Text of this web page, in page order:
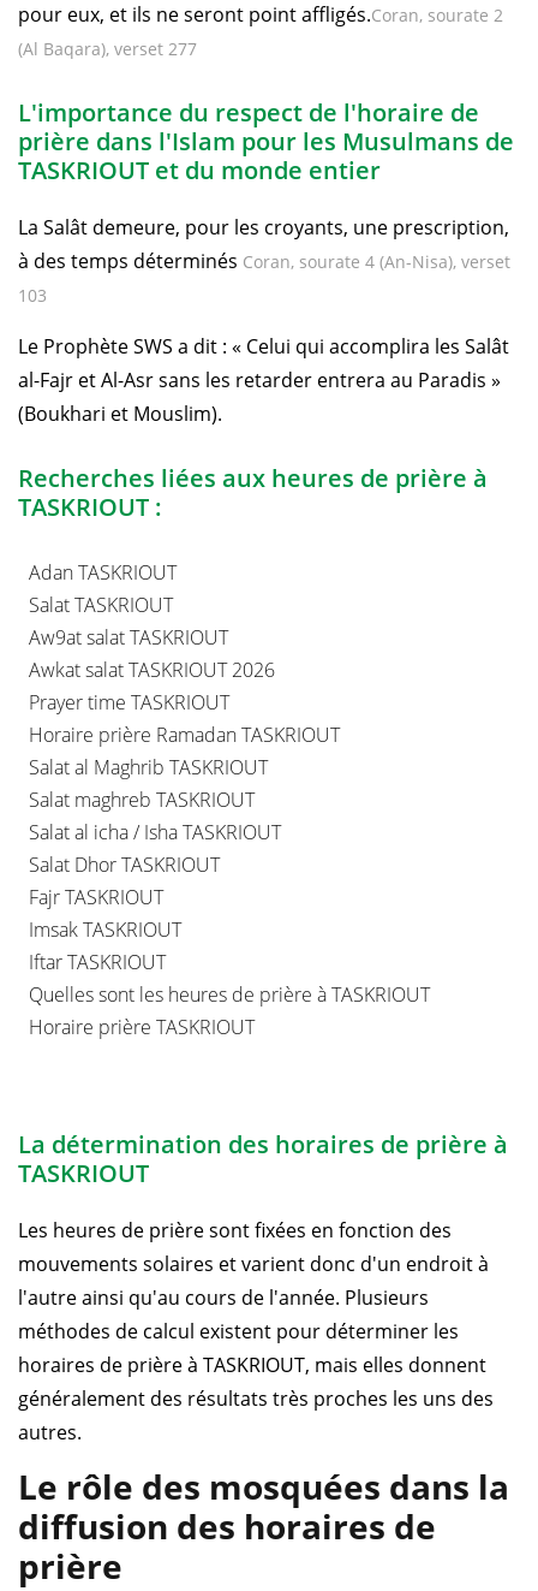
pour eux, et ils ne seront point affligés.Coran, sourate 2
(Al Baqara), verset 277
L'importance du respect de l'horaire de
prière dans l'Islam pour les Musulmans de
TASKRIOUT et du monde entier
La Salât demeure, pour les croyants, une prescription,
à des temps déterminés Coran, sourate 4 (An-Nisa), verset
103
Le Prophète SWS a dit : « Celui qui accomplira les Salât
al-Fajr et Al-Asr sans les retarder entrera au Paradis »
(Boukhari et Mouslim).
Recherches liées aux heures de prière à
TASKRIOUT :
Adan TASKRIOUT
Salat TASKRIOUT
Aw9at salat TASKRIOUT
Awkat salat TASKRIOUT 2026
Prayer time TASKRIOUT
Horaire prière Ramadan TASKRIOUT
Salat al Maghrib TASKRIOUT
Salat maghreb TASKRIOUT
Salat al icha / Isha TASKRIOUT
Salat Dhor TASKRIOUT
Fajr TASKRIOUT
Imsak TASKRIOUT
Iftar TASKRIOUT
Quelles sont les heures de prière à TASKRIOUT
Horaire prière TASKRIOUT
La détermination des horaires de prière à
TASKRIOUT
Les heures de prière sont fixées en fonction des
mouvements solaires et varient donc d'un endroit à
l'autre ainsi qu'au cours de l'année. Plusieurs
méthodes de calcul existent pour déterminer les
horaires de prière à TASKRIOUT, mais elles donnent
généralement des résultats très proches les uns des
autres.
Le rôle des mosquées dans la
diffusion des horaires de
prière